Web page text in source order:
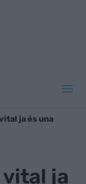
ja és una
ja